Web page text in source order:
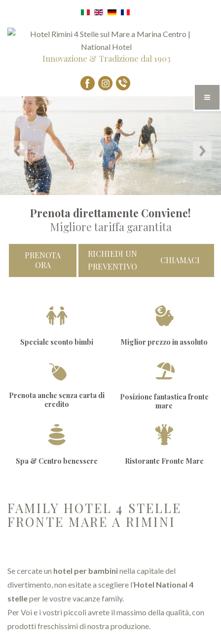
Innovazione & Tradizione dal 1903
Prenota direttamente Conviene!
Migliore tariffa garantita
PRENOTA
ORA
RICHIEDI UN
PREVENTIVO
CHIAMACI
Speciale sconto bimbi Miglior prezzo in assoluto
Prenota anche senza carta di
credito
Posizione fantastica fronte
mare
Spa & Centro benessere Ristorante Fronte Mare
FAMILY HOTEL 4 STELLE
FRONTE MARE A RIMINI
Se cercate un hotel per bambininella capitale del
divertimento, non esitate a scegliere l’Hotel National 4
stelleper le vostre vacanze family.
Per Voi e i vostri piccoli avrete il massimo della qualità, con
prodotti freschissimi di nostra produzione.